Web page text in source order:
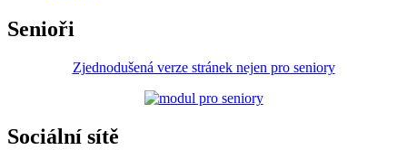
Senioři
Zjednodušená verze stránek nejen pro seniory
Sociální sítě